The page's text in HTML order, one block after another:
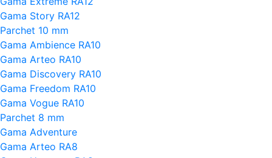
Gama Story RA12
Parchet 10 mm
Gama Ambience RA10
Gama Arteo RA10
Gama Discovery RA10
Gama Freedom RA10
Gama Vogue RA10
Parchet 8 mm
Gama Adventure
Gama Arteo RA8